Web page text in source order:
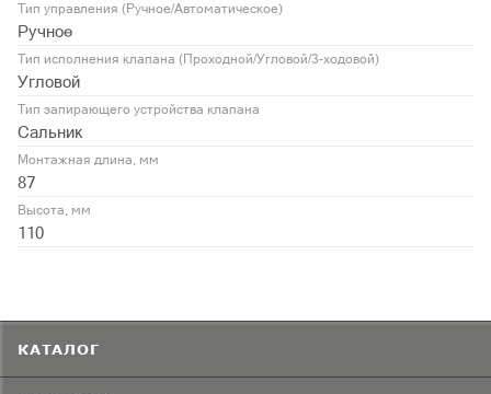
Тип управления (Ручное/Автоматическое)
Ручное
Тип исполнения клапана (Проходной/Угловой/3-ходовой)
Угловой
Тип запирающего устройства клапана
Сальник
Монтажная длина, мм
87
Высота, мм
110
КАТАЛОГ